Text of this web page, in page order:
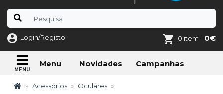
Login/Registo 0 item - 0€
Menu Novidades Campanhas
Acessórios Oculares